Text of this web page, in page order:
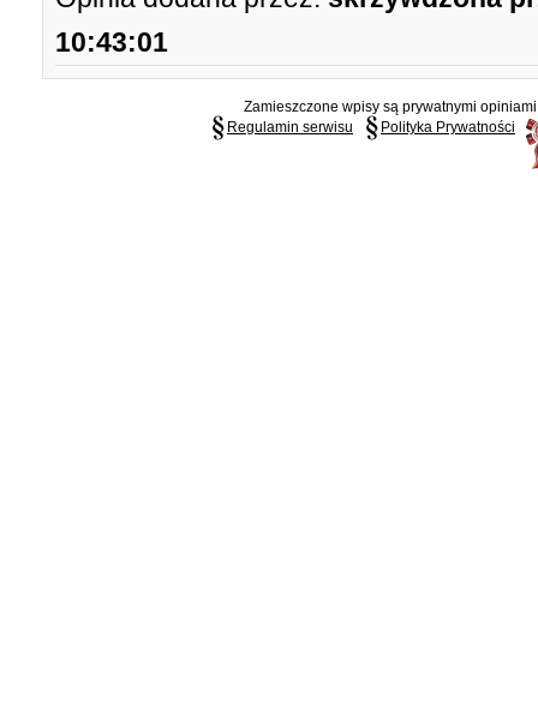
10:43:01
Zamieszczone wpisy są prywatnymi
Regulamin serwisu
Polityka Prywatności